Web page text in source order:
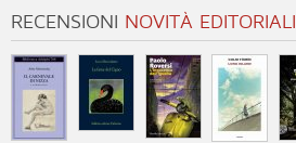
RECENSIONI NOVITÀ EDITORIALI